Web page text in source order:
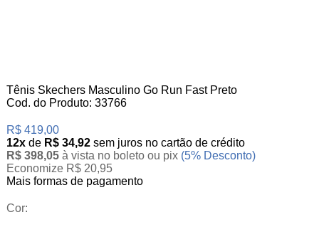
Tênis Skechers Masculino Go Run Fast Preto
Cod. do Produto: 33766
R$ 419,00
12xde R$ 34,92 sem juros no cartão de crédito
R$ 398,05 à vista no boleto ou pix (5% Desconto)
Economize R$ 20,95
Mais formas de pagamento
Cor: